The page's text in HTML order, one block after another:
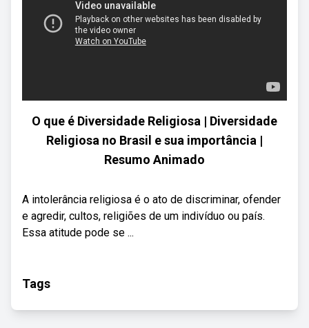
O que é Diversidade Religiosa | Diversidade
Religiosa no Brasil e sua importância |
Resumo Animado
A intolerância religiosa é o ato de discriminar, ofender
e agredir, cultos, religiões de um indivíduo ou país.
Essa atitude pode se ...
Tags